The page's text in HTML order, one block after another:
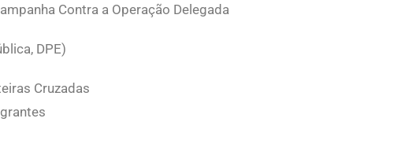
Contra a Operação Delegada
DPE)
Cruzadas